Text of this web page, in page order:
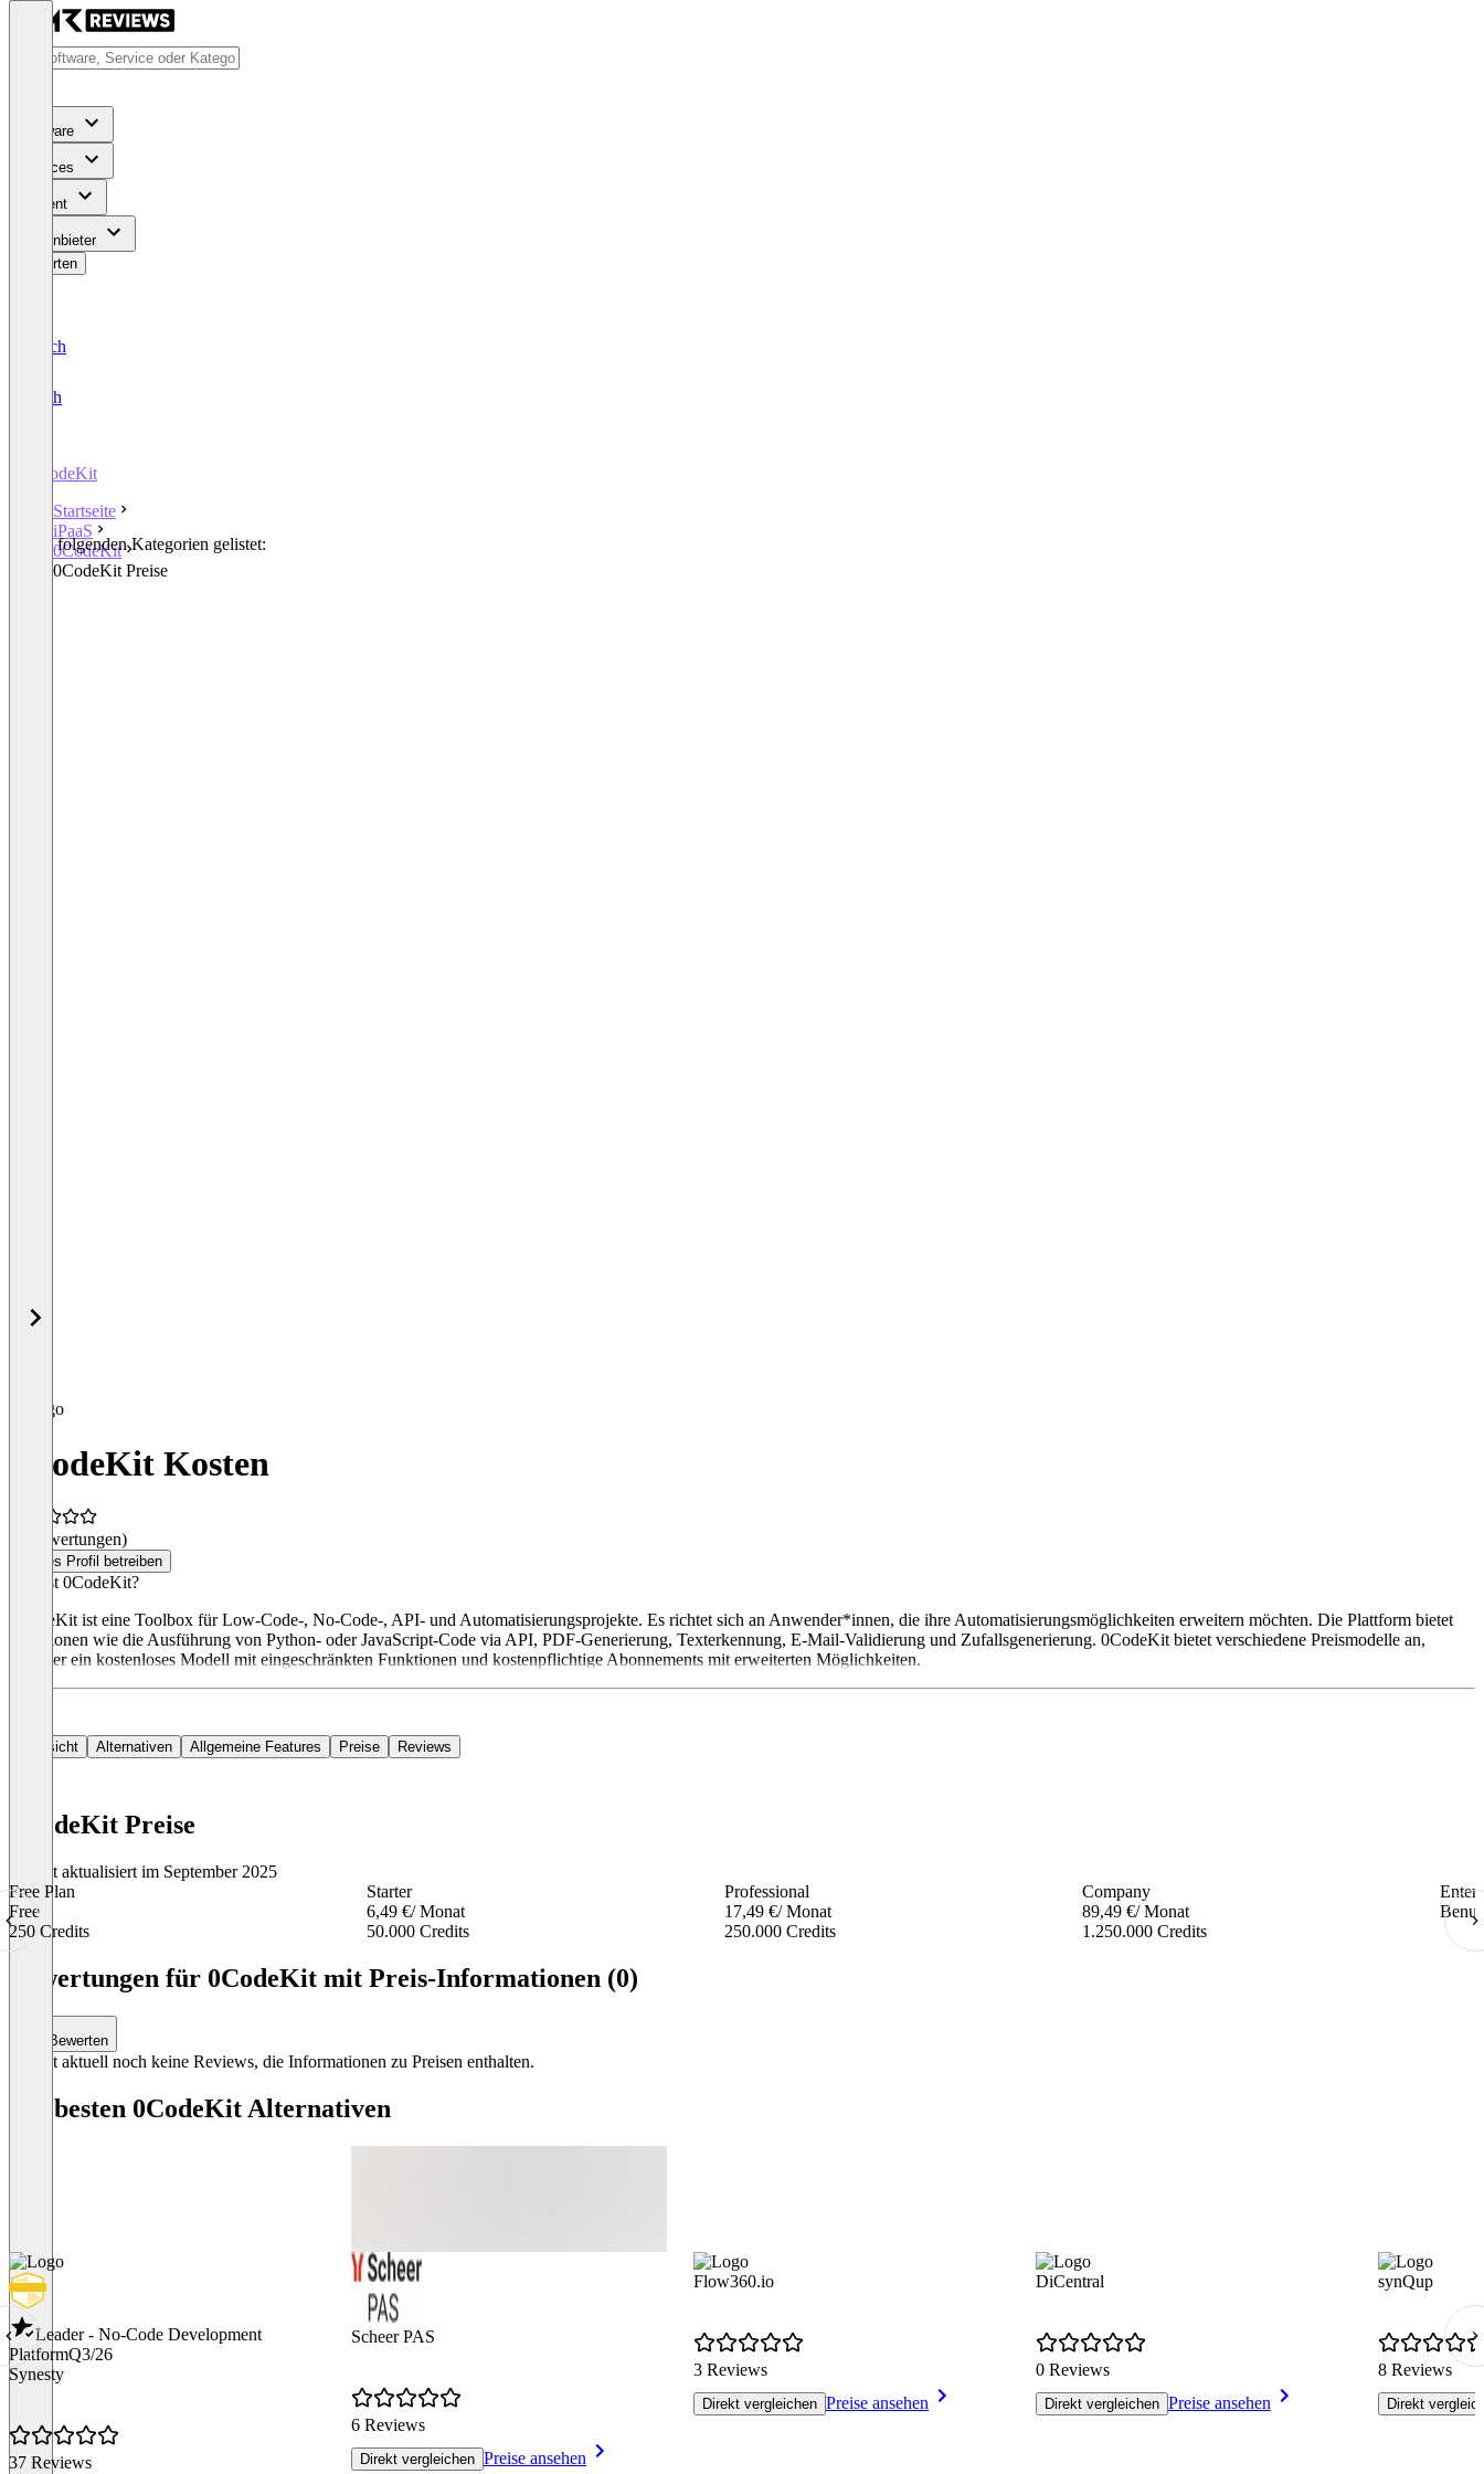
Software
Services
Content
Für Anbieter
Bewerten
Deutsch
English
0CodeKit
Startseite
iPaaS
0CodeKit
0CodeKit Preise
In den folgenden Kategorien gelistet:
0CodeKit Kosten
(0 Bewertungen)
Dieses Profil betreiben
Was ist 0CodeKit?
0CodeKit ist eine Toolbox für Low-Code-, No-Code-, API- und Automatisierungsprojekte. Es richtet sich an Anwender*innen, die ihre Automatisierungsmöglichkeiten erweitern möchten. Die Plattform bietet
Funktionen wie die Ausführung von Python- oder JavaScript-Code via API, PDF-Generierung, Texterkennung, E-Mail-Validierung und Zufallsgenerierung. 0CodeKit bietet verschiedene Preismodelle an,
darunter ein kostenloses Modell mit eingeschränkten Funktionen und kostenpflichtige Abonnements mit erweiterten Möglichkeiten.
Übersicht Alternativen Allgemeine Features Preise Reviews
0CodeKit Preise
Zuletzt aktualisiert im September 2025
Free Plan
Free
250 Credits
Starter
6,49 €/ Monat
50.000 Credits
Professional
17,49 €/ Monat
250.000 Credits
Company
89,49 €/ Monat
1.250.000 Credits
Item
Bewertungen für 0CodeKit mit Preis-Informationen (0)
Bewerten
Es gibt aktuell noch keine Reviews, die Informationen zu Preisen enthalten.
Die besten 0CodeKit Alternativen
Leader - No-Code Development
PlatformQ3/26
Synesty
37 Reviews
Scheer PAS
6 Reviews
Direkt vergleichen Preise ansehen
Flow360.io
3 Reviews
Direkt vergleichen Preise ansehen
DiCentral
0 Reviews
Direkt vergleichen Preise ansehen
synQup
8 Reviews
Direkt